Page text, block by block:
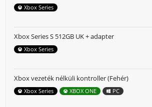
Xbox Series
Xbox Series S 512GB UK + adapter
Xbox Series
Xbox vezeték nélküli kontroller (Fehér)
Xbox Series XBOX ONE PC